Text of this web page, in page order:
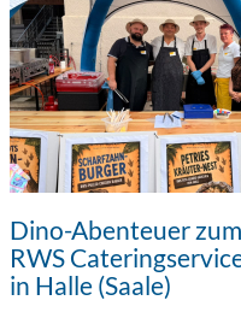
Dino-Abenteuer
RWS
in Halle (Saale)